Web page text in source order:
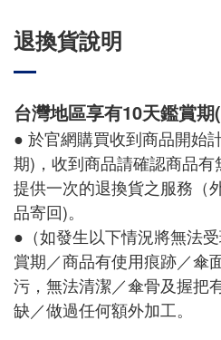
退換貨說明
台灣地區享有10天鑑賞期
● 於官網購買收到商品開始
期)，收到商品請確認商品
提供一次的退換貨之服務（
品寄回)。
●（如發生以下情況將無法
賞期／商品有使用痕跡／傘
污，無法清潔／傘骨及握把
缺／做過任何額外加工。